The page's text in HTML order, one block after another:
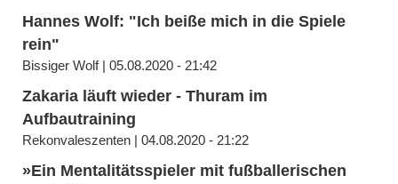
Hannes Wolf: "Ich beiße mich in die Spiele
rein"
Bissiger Wolf | 05.08.2020 - 21:42
Zakaria läuft wieder - Thuram im
Aufbautraining
Rekonvaleszenten | 04.08.2020 - 21:22
»Ein Mentalitätsspieler mit fußballerischen